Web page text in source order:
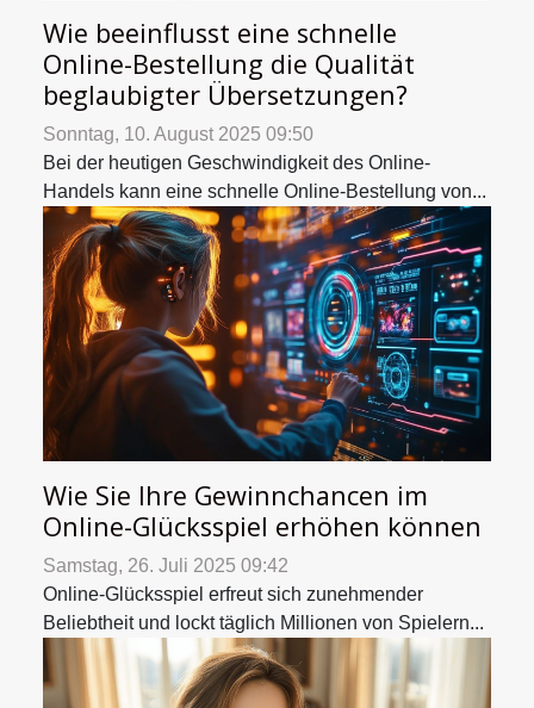
Wie beeinflusst eine schnelle
Online-Bestellung die Qualität
beglaubigter Übersetzungen?
Sonntag, 10. August 2025 09:50
Bei der heutigen Geschwindigkeit des Online-
Handels kann eine schnelle Online-Bestellung von...
Wie Sie Ihre Gewinnchancen im
Online-Glücksspiel erhöhen können
Samstag, 26. Juli 2025 09:42
Online-Glücksspiel erfreut sich zunehmender
Beliebtheit und lockt täglich Millionen von Spielern...